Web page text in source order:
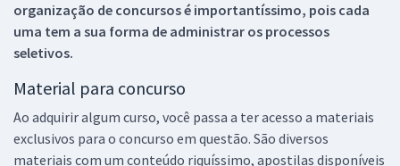
organização de concursos é importantíssimo, pois cada
uma tem a sua forma de administrar os processos
seletivos.
Material para concurso
Ao adquirir algum curso, você passa a ter acesso a materiais
exclusivos para o concurso em questão. São diversos
materiais com um conteúdo riquíssimo, apostilas disponíveis